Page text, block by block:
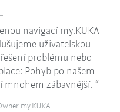
navigací my.KUKA
uživatelskou
problému nebo
Pohyb po našem
mnohem zábavnější.
my.KUKA